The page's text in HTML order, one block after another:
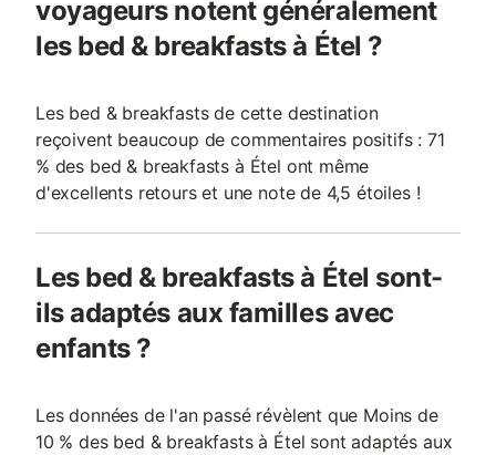
voyageurs notent généralement
les bed & breakfasts à Étel ?
Les bed & breakfasts de cette destination
reçoivent beaucoup de commentaires positifs : 71
% des bed & breakfasts à Étel ont même
d'excellents retours et une note de 4,5 étoiles !
Les bed & breakfasts à Étel sont-
ils adaptés aux familles avec
enfants ?
Les données de l'an passé révèlent que Moins de
10 % des bed & breakfasts à Étel sont adaptés aux